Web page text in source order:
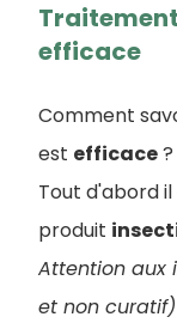
efficace
Comment
est efficace?
Tout d'abord
produit
Attention aux
et non